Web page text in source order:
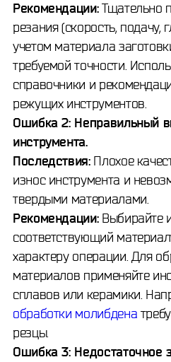
Рекомендации:Тщательно
резания (скорость, подачу,
учетом материала
требуемой точности.
справочники и
режущих инструментов.
Ошибка 2: Неправильный
инструмента.
Последствия:Плохое
износ инструмента и
твердыми материалами.
Рекомендации:Выбирайте
соответствующий
характеру операции. Для
материалов применяйте
сплавов или керамики.
обработки молибдена
резцы.
Ошибка 3: Недостаточное